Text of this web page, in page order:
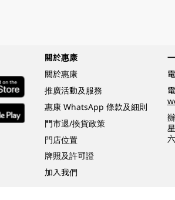
關於惠康
關於惠康
推廣活動及服務
惠康 WhatsApp 條款及細則
門市退/換貨政策
門店位置
牌照及許可證
加入我們